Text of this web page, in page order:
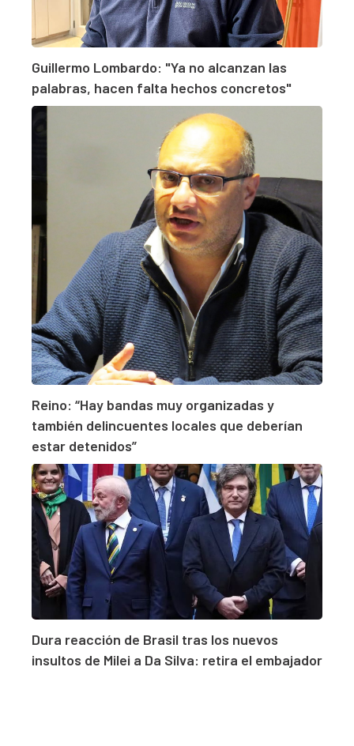
Guillermo Lombardo: "Ya no alcanzan las
palabras, hacen falta hechos concretos"
Reino: “Hay bandas muy organizadas y
también delincuentes locales que deberían
estar detenidos”
Dura reacción de Brasil tras los nuevos
insultos de Milei a Da Silva: retira el embajador